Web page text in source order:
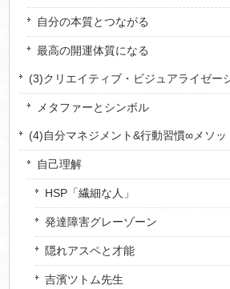
自分の本質とつながる
最高の開運体質になる
(3)クリエイティブ・ビジュアライゼー
メタファーとシンボル
(4)自分マネジメント&行動習慣∞メソッ
自己理解
HSP「繊細な人」
発達障害グレーゾーン
隠れアスペと才能
吉濱ツトム先生